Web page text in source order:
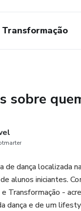
Transformação
sobre
de dança localizada
alunos iniciantes.
Transformação -
dança e de um